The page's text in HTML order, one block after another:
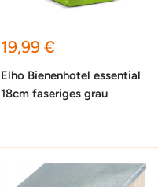
Sonderpreis
19,99 €
Elho Bienenhotel essential
18cm faseriges grau